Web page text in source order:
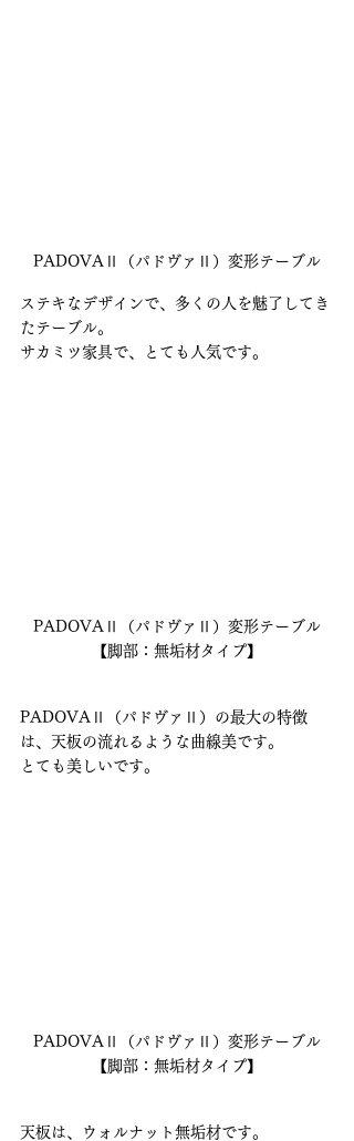
PADOVAⅡ（パドヴァⅡ）変形テーブル
ステキなデザインで、多くの人を魅了してき
たテーブル。
サカミツ家具で、とても人気です。
PADOVAⅡ（パドヴァⅡ）変形テーブル
【脚部：無垢材タイプ】
PADOVAⅡ（パドヴァⅡ）の最大の特徴
は、天板の流れるような曲線美です。
とても美しいです。
PADOVAⅡ（パドヴァⅡ）変形テーブル
【脚部：無垢材タイプ】
天板は、ウォルナット無垢材です。